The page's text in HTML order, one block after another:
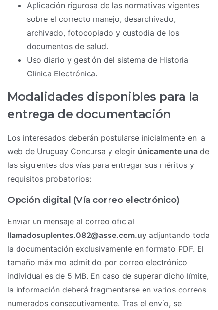
Aplicación rigurosa de las normativas vigentes
sobre el correcto manejo, desarchivado,
archivado, fotocopiado y custodia de los
documentos de salud.
Uso diario y gestión del sistema de Historia
Clínica Electrónica.
Modalidades disponibles para la
entrega de documentación
Los interesados deberán postularse inicialmente en la
web de Uruguay Concursa y elegir únicamente una de
las siguientes dos vías para entregar sus méritos y
requisitos probatorios:
Opción digital (Vía correo electrónico)
Enviar un mensaje al correo oficial
llamadosuplentes.082@asse.com.uy adjuntando toda
la documentación exclusivamente en formato PDF. El
tamaño máximo admitido por correo electrónico
individual es de 5 MB. En caso de superar dicho límite,
la información deberá fragmentarse en varios correos
numerados consecutivamente. Tras el envío, se